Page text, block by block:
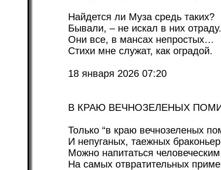
Найдется ли Муза средь таких?
Бывали, – не искал в них отраду.
Они все, в мансах непростых…
Стихи мне служат, как оградой.
18 января 2026 07:20
В КРАЮ ВЕЧНОЗЕЛЕНЫХ
Только “в краю вечнозеленых
И непуганых, таежных
Можно напитаться
На самых отвратительных